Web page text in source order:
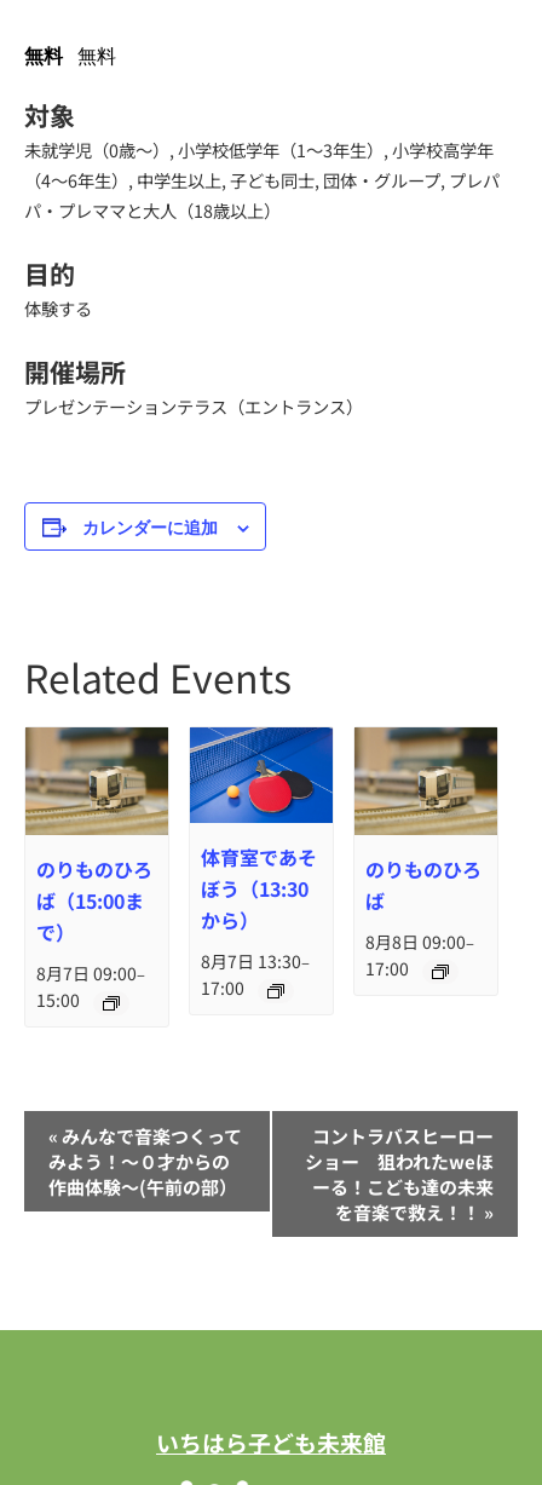
無料 無料
対象
未就学児（0歳～）, 小学校低学年（1～3年生）, 小学校高学年
（4～6年生）, 中学生以上, 子ども同士, 団体・グループ, プレパ
パ・プレママと大人（18歳以上）
目的
体験する
開催場所
プレゼンテーションテラス（エントランス）
カレンダーに追加
Related Events
のりものひろ
ば（15:00ま
で）
8月7日 09:00–
15:00
体育室であそ
ぼう（13:30
から）
8月7日 13:30–
17:00
のりものひろ
ば
8月8日 09:00–
17:00
ゲ
«みんなで音楽つくって
みよう！～０才からの
作曲体験～(午前の部）
コントラバスヒーロー
ショー 狙われたweほ
ーる！こども達の未来
を音楽で救え！！ »
いちはら子ども未来館